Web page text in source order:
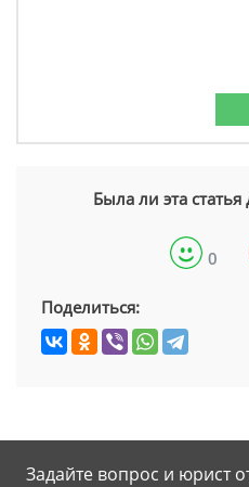
Была ли эта
0
Поделиться:
Задайте вопрос и юрист